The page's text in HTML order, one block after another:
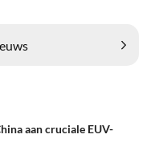
aan cruciale EUV-